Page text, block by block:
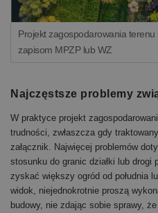
Projekt zagospodarowania
zapisom MPZP lub WZ
Najczęstsze problemy
W praktyce projekt
trudności, zwłaszcza gdy
załącznik. Najwięcej problemów
stosunku do granic działki lub drogi
zyskać większy ogród od południa
widok, niejednokrotnie proszą
budowy, nie zdając sobie sprawy,